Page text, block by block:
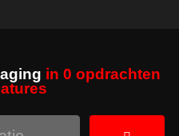
in 0 opdrachten